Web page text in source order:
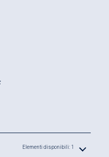
Elementi disponibili: 1